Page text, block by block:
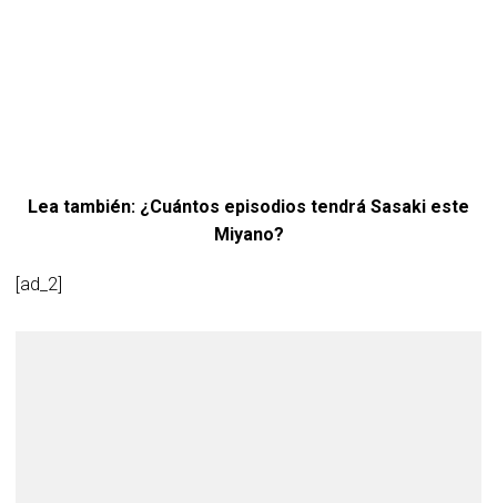
Lea también: ¿Cuántos episodios tendrá Sasaki este
Miyano?
[ad_2]